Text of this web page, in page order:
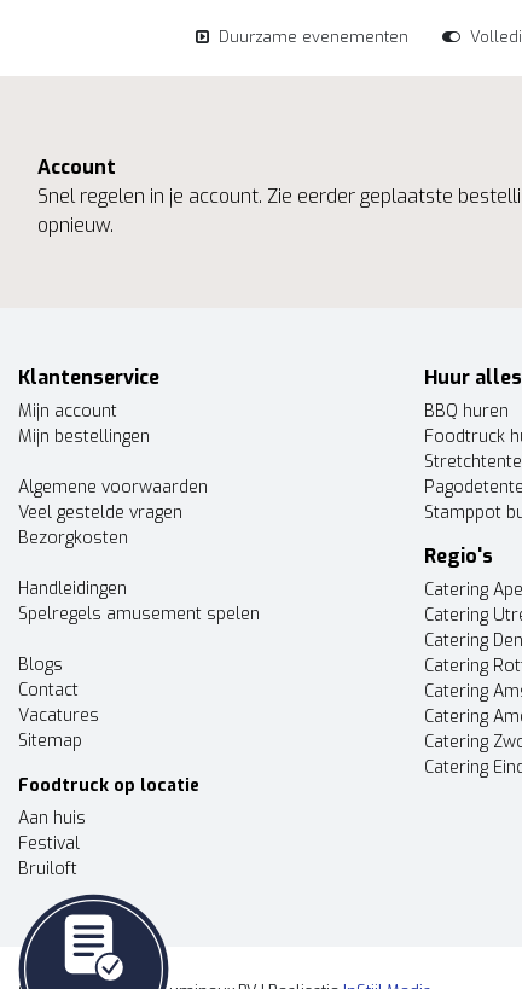
Duurzame evenementen
Account
Snel regelen in je account. Zie eerder geplaatste
opnieuw.
Klantenservice
Mijn account
Mijn bestellingen
Algemene voorwaarden
Veel gestelde vragen
Bezorgkosten
Handleidingen
Spelregels amusement spelen
Blogs
Contact
Vacatures
Sitemap
Foodtruck op locatie
Aan huis
Festival
Bruiloft
Huur
BBQ huren
Foodtruck
Stamppot
Regio's
Catering
Catering
Catering
Catering
Catering
Catering
Catering
Catering